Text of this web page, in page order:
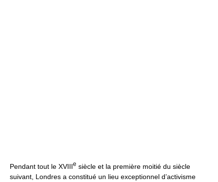
Pendant tout le XVIIIe siècle et la première moitié du siècle
suivant, Londres a constitué un lieu exceptionnel d’activisme